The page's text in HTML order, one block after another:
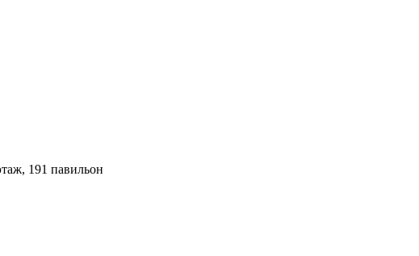
191 павильон